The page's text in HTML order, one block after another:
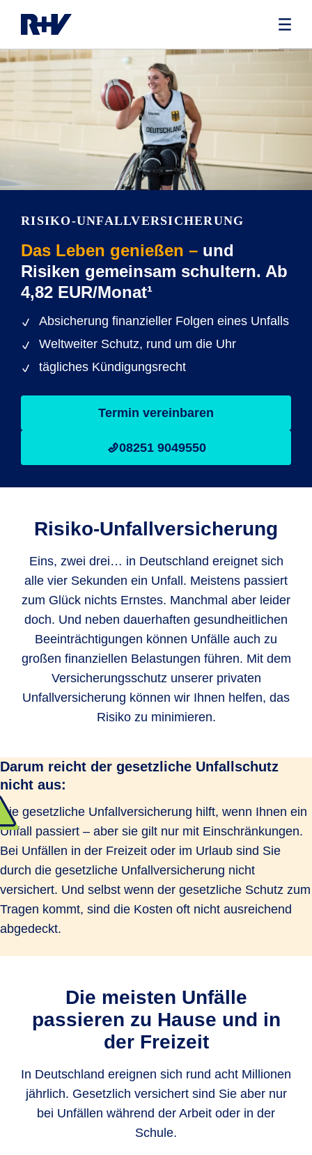
RISIKO-UNFALLVERSICHERUNG
Das Leben genießen – und
Risiken gemeinsam schultern. Ab
4,82 EUR/Monat¹
Absicherung finanzieller Folgen eines Unfalls
Weltweiter Schutz, rund um die Uhr
tägliches Kündigungsrecht
Termin vereinbaren
08251 9049550
Risiko-Unfallversicherung
Eins, zwei drei… in Deutschland ereignet sich
alle vier Sekunden ein Unfall. Meistens passiert
zum Glück nichts Ernstes. Manchmal aber leider
doch. Und neben dauerhaften gesundheitlichen
Beeinträchtigungen können Unfälle auch zu
großen finanziellen Belastungen führen. Mit dem
Versicherungsschutz unserer privaten
Unfallversicherung können wir Ihnen helfen, das
Risiko zu minimieren.
Darum reicht der gesetzliche Unfallschutz
nicht aus:
Die gesetzliche Unfallversicherung hilft, wenn Ihnen ein
Unfall passiert – aber sie gilt nur mit Einschränkungen.
Bei Unfällen in der Freizeit oder im Urlaub sind Sie
durch die gesetzliche Unfallversicherung nicht
versichert. Und selbst wenn der gesetzliche Schutz zum
Tragen kommt, sind die Kosten oft nicht ausreichend
abgedeckt.
Die meisten Unfälle
passieren zu Hause und in
der Freizeit
In Deutschland ereignen sich rund acht Millionen
jährlich. Gesetzlich versichert sind Sie aber nur
bei Unfällen während der Arbeit oder in der
Schule.